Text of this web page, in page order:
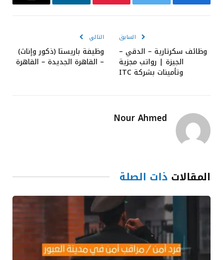
فيسبوك تويتر بينتيريست لينكدإن
البريد
السابق
وظائف سكرتارية – الدقي –
الجيزة | رواتب مجزية
وتأمينات بشركة ITC
التالي
وظيفة باريستا (ذكور وإناث)
– القاهرة الجديدة – القاهرة
Nour Ahmed
المقالات ذات الصلة